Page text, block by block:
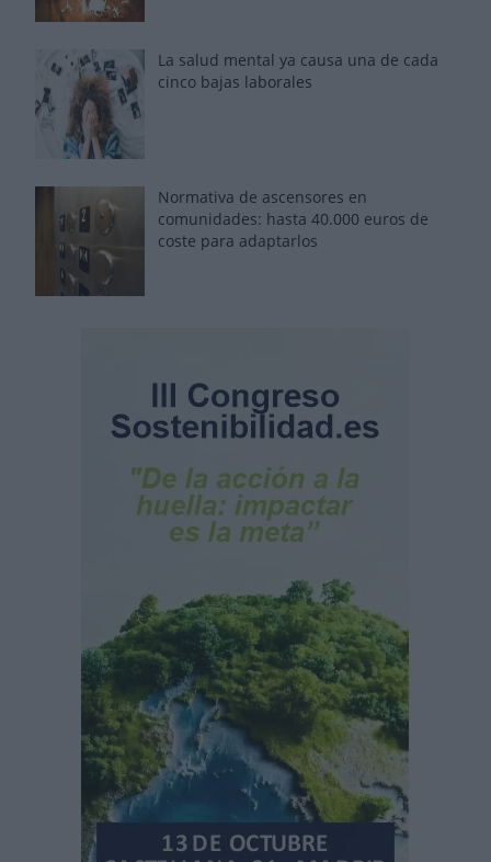
La salud mental ya causa una de cada
cinco bajas laborales
Normativa de ascensores en
comunidades: hasta 40.000 euros de
coste para adaptarlos